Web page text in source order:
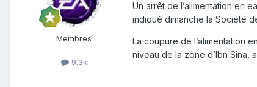
Membres
9.3k
Un arrêt de l’alimentation en
indiqué dimanche la Société
La coupure de l’alimentation
niveau de la zone d’Ibn Sina,